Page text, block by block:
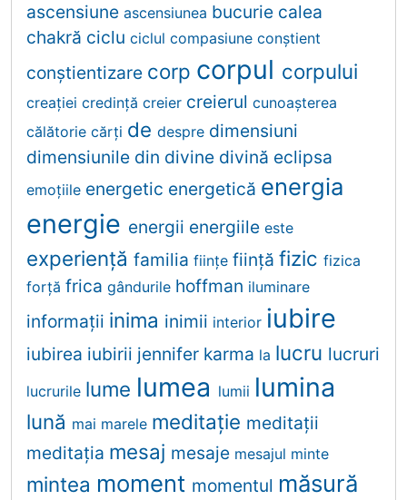
ascensiune ascensiunea bucurie calea
chakră ciclu ciclul compasiune conştient
conştientizare corp corpul corpului
creației credinţă creier creierul cunoaşterea
călătorie cărţi de despre dimensiuni
dimensiunile din divine divină eclipsa
emoţiile energetic energetică energia
energie energii energiile este
experiență familia fiinţe fiinţă fizic fizica
forță frica gândurile hoffman iluminare
informații inima inimii interior iubire
iubirea iubirii jennifer karma la lucru lucruri
lucrurile lume lumea lumii lumina
lună mai marele meditaţie meditaţii
meditația mesaj mesaje mesajul minte
mintea moment momentul măsură